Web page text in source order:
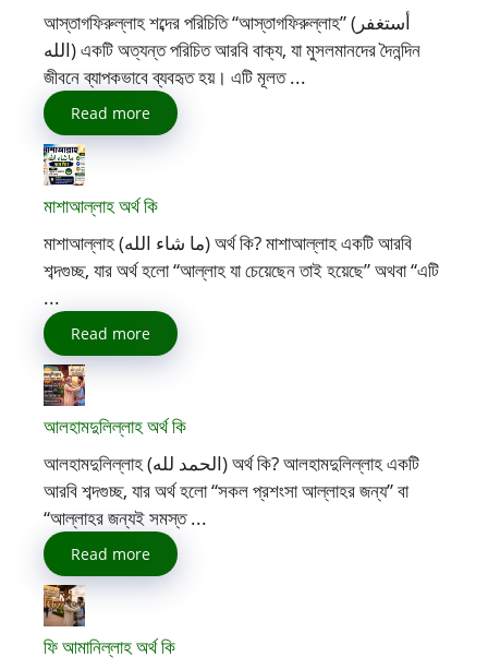
আস্তাগফিরুল্লাহ শব্দের পরিচিতি “আস্তাগফিরুল্লাহ” (أستغفر
الله) একটি অত্যন্ত পরিচিত আরবি বাক্য, যা মুসলমানদের দৈনন্দিন
জীবনে ব্যাপকভাবে ব্যবহৃত হয়। এটি মূলত ...
Read more
মাশাআল্লাহ অর্থ কি
মাশাআল্লাহ (ما شاء الله) অর্থ কি? মাশাআল্লাহ একটি আরবি
শব্দগুচ্ছ, যার অর্থ হলো “আল্লাহ যা চেয়েছেন তাই হয়েছে” অথবা “এটি
...
Read more
আলহামদুলিল্লাহ অর্থ কি
আলহামদুলিল্লাহ (الحمد لله) অর্থ কি? আলহামদুলিল্লাহ একটি
আরবি শব্দগুচ্ছ, যার অর্থ হলো “সকল প্রশংসা আল্লাহর জন্য” বা
“আল্লাহর জন্যই সমস্ত ...
Read more
ফি আমানিল্লাহ অর্থ কি